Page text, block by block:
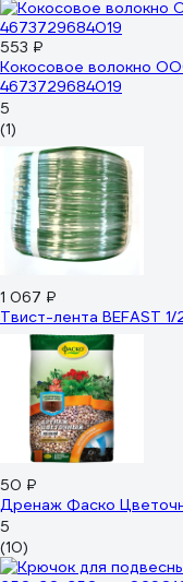
553 ₽
Кокосовое волокно
4673729684019
5
(1)
1 067 ₽
Твист-лента BEFAST
50 ₽
Дренаж Фаско
5
(10)